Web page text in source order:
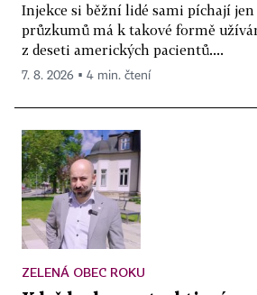
Injekce si běžní lidé sami píchají
průzkumů má k takové formě
z deseti amerických pacientů....
7. 8. 2026 ▪ 4 min. čtení
ZELENÁ OBEC ROKU